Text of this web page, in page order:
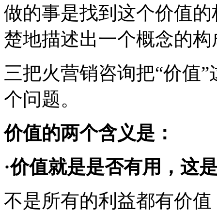
做的事是找到这个价值
楚地描述出一个概念的
三把火营销咨询把“价值
个问题。
价值的两个含义是：
·价值就是是否有用，这
不是所有的利益都有价